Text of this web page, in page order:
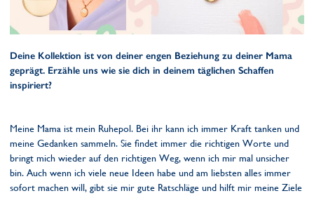
Deine Kollektion ist von deiner engen Beziehung zu deiner Mama
geprägt. Erzähle uns wie sie dich in deinem täglichen Schaffen
inspiriert?
Meine Mama ist mein Ruhepol. Bei ihr kann ich immer Kraft tanken und
meine Gedanken sammeln. Sie findet immer die richtigen Worte und
bringt mich wieder auf den richtigen Weg, wenn ich mir mal unsicher
bin. Auch wenn ich viele neue Ideen habe und am liebsten alles immer
sofort machen will, gibt sie mir gute Ratschläge und hilft mir meine Ziele